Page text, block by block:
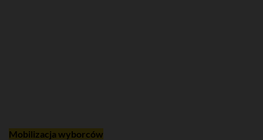
Mobilizacja wyborców